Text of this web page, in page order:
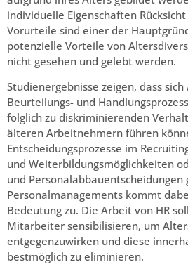
individuelle Eigenschaften
Vorurteile sind einer der
potenzielle Vorteile von
nicht gesehen und gelebt werden.
Studienergebnisse zeigen, dass
Beurteilungs- und
folglich zu diskriminierenden
älteren Arbeitnehmern führen
Entscheidungsprozesse im
und Weiterbildungsmöglichkeiten
und Personalabbauentscheidungen
Personalmanagements kommt
Bedeutung zu. Die Arbeit von HR
Mitarbeiter sensibilisieren, um
entgegenzuwirken und diese
bestmöglich zu eliminieren.